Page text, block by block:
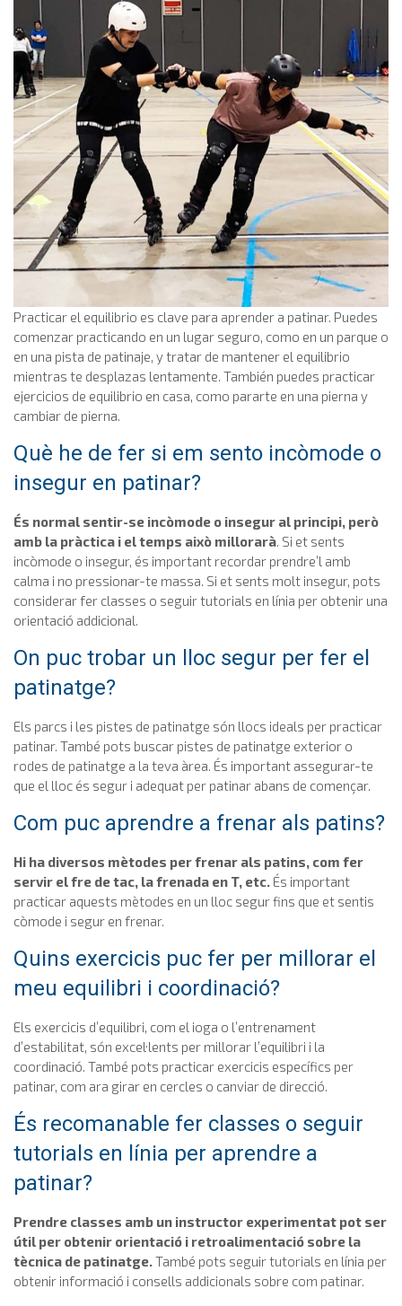
Practicar el equilibrio es clave para aprender a patinar. Puedes
comenzar practicando en un lugar seguro, como en un parque o
en una pista de patinaje, y tratar de mantener el equilibrio
mientras te desplazas lentamente. También puedes practicar
ejercicios de equilibrio en casa, como pararte en una pierna y
cambiar de pierna.
Què he de fer si em sento incòmode o
insegur en patinar?
És normal sentir-se incòmode o insegur al principi, però
amb la pràctica i el temps això millorarà. Si et sents
incòmode o insegur, és important recordar prendre’l amb
calma i no pressionar-te massa. Si et sents molt insegur, pots
considerar fer classes o seguir tutorials en línia per obtenir una
orientació addicional.
On puc trobar un lloc segur per fer el
patinatge?
Els parcs i les pistes de patinatge són llocs ideals per practicar
patinar. També pots buscar pistes de patinatge exterior o
rodes de patinatge a la teva àrea. És important assegurar-te
que el lloc és segur i adequat per patinar abans de començar.
Com puc aprendre a frenar als patins?
Hi ha diversos mètodes per frenar als patins, com fer
servir el fre de tac, la frenada en T, etc. És important
practicar aquests mètodes en un lloc segur fins que et sentis
còmode i segur en frenar.
Quins exercicis puc fer per millorar el
meu equilibri i coordinació?
Els exercicis d’equilibri, com el ioga o l’entrenament
d’estabilitat, són excel·lents per millorar l’equilibri i la
coordinació. També pots practicar exercicis específics per
patinar, com ara girar en cercles o canviar de direcció.
És recomanable fer classes o seguir
tutorials en línia per aprendre a
patinar?
Prendre classes amb un instructor experimentat pot ser
útil per obtenir orientació i retroalimentació sobre la
tècnica de patinatge.També pots seguir tutorials en línia per
obtenir informació i consells addicionals sobre com patinar.